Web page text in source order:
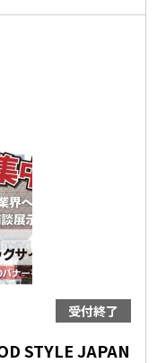
受付終了
STYLE JAPAN